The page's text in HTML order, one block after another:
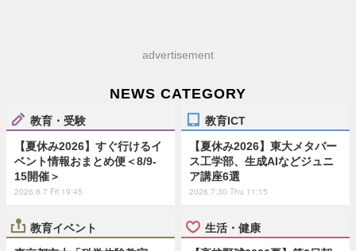
advertisement
NEWS CATEGORY
教育・受験
【夏休み2026】すぐ行けるイ
ベント情報おまとめ便＜8/9-
15開催＞
2026.8.7 Fri 19:45
教育ICT
【夏休み2026】東大メタバー
ス工学部、生成AIなどジュニ
ア講座6選
2026.7.30 Thu 11:15
教育イベント 生活・健康